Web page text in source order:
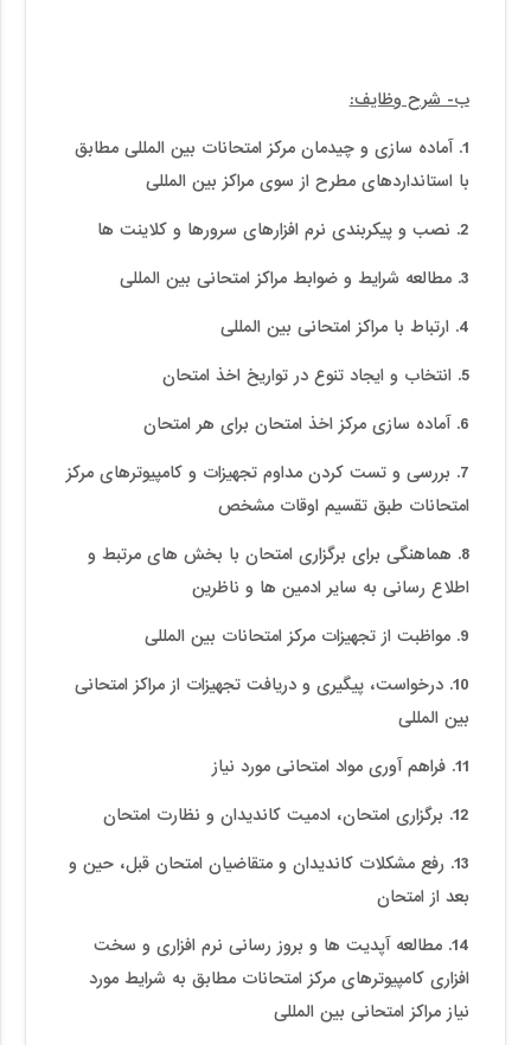
ب- شرح وظایف:
1. آماده سازی و چیدمان مرکز امتحانات بین المللی مطابق
با استانداردهای مطرح از سوی مراکز بین المللی
2. نصب و پیکربندی نرم افزارهای سرورها و کلاینت ها
3. مطالعه شرایط و ضوابط مراکز امتحانی بین المللی
4. ارتباط با مراکز امتحانی بین المللی
5. انتخاب و ایجاد تنوع در تواریخ اخذ امتحان
6. آماده سازی مرکز اخذ امتحان برای هر امتحان
7. بررسی و تست کردن مداوم تجهیزات و کامپیوترهای مرکز
امتحانات طبق تقسیم اوقات مشخص
8. هماهنگی برای برگزاری امتحان با بخش های مرتبط و
اطلاع رسانی به سایر ادمین ها و ناظرین
9. مواظبت از تجهیزات مرکز امتحانات بین المللی
10. درخواست، پیگیری و دریافت تجهیزات از مراکز امتحانی
بین المللی
11. فراهم آوری مواد امتحانی مورد نیاز
12. برگزاری امتحان، ادمیت کاندیدان و نظارت امتحان
13. رفع مشکلات کاندیدان و متقاضیان امتحان قبل، حین و
بعد از امتحان
14. مطالعه آپدیت ها و بروز رسانی نرم افزاری و سخت
افزاری کامپیوترهای مرکز امتحانات مطابق به شرایط مورد
نیاز مراکز امتحانی بین المللی